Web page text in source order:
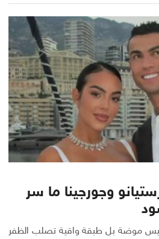
وجورجينا ما سر
ليس موضة بل طبقة واقية تصلب الظفر